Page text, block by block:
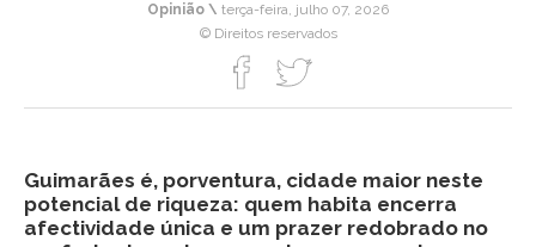
Opinião \ terça-feira, julho 07, 2026
© Direitos reservados
Guimarães é, porventura, cidade maior neste
potencial de riqueza: quem habita encerra
afectividade única e um prazer redobrado no